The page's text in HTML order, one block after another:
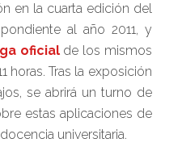
en la cuarta edición del
al año 2011, y
oficialde los mismos
horas. Tras la exposición
se abrirá un turno de
estas aplicaciones de
universitaria.